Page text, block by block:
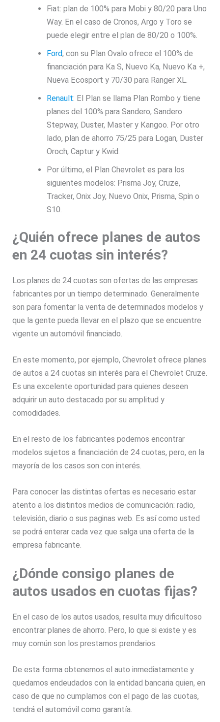
Fiat: plan de 100% para Mobi y 80/20 para Uno
Way. En el caso de Cronos, Argo y Toro se
puede elegir entre el plan de 80/20 o 100%.
Ford, con su Plan Ovalo ofrece el 100% de
financiación para Ka S, Nuevo Ka, Nuevo Ka +,
Nueva Ecosport y 70/30 para Ranger XL.
Renault: El Plan se llama Plan Rombo y tiene
planes del 100% para Sandero, Sandero
Stepway, Duster, Master y Kangoo. Por otro
lado, plan de ahorro 75/25 para Logan, Duster
Oroch, Captur y Kwid.
Por último, el Plan Chevrolet es para los
siguientes modelos: Prisma Joy, Cruze,
Tracker, Onix Joy, Nuevo Onix, Prisma, Spin o
S10.
¿Quién ofrece planes de autos
en 24 cuotas sin interés?
Los planes de 24 cuotas son ofertas de las empresas
fabricantes por un tiempo determinado. Generalmente
son para fomentar la venta de determinados modelos y
que la gente pueda llevar en el plazo que se encuentre
vigente un automóvil financiado.
En este momento, por ejemplo, Chevrolet ofrece planes
de autos a 24 cuotas sin interés para el Chevrolet Cruze.
Es una excelente oportunidad para quienes deseen
adquirir un auto destacado por su amplitud y
comodidades.
En el resto de los fabricantes podemos encontrar
modelos sujetos a financiación de 24 cuotas, pero, en la
mayoría de los casos son con interés.
Para conocer las distintas ofertas es necesario estar
atento a los distintos medios de comunicación: radio,
televisión, diario o sus paginas web. Es así como usted
se podrá enterar cada vez que salga una oferta de la
empresa fabricante.
¿Dónde consigo planes de
autos usados en cuotas fijas?
En el caso de los autos usados, resulta muy dificultoso
encontrar planes de ahorro. Pero, lo que si existe y es
muy común son los prestamos prendarios.
De esta forma obtenemos el auto inmediatamente y
quedamos endeudados con la entidad bancaria quien, en
caso de que no cumplamos con el pago de las cuotas,
tendrá el automóvil como garantía.